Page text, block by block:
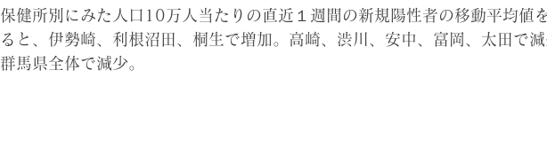
保健所別にみた人口10万人当たりの直近１週間の新規陽性者の移動平均値
ると、伊勢崎、利根沼田、桐生で増加。高崎、渋川、安中、富岡、太田で
群馬県全体で減少。